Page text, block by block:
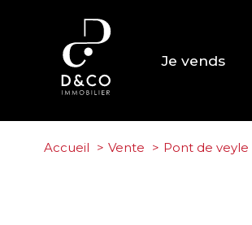
Je vends
Accueil Vente Pont de veyle